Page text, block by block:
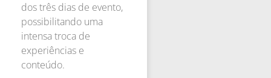
dos três dias de evento,
possibilitando uma
intensa troca de
experiências e
conteúdo.